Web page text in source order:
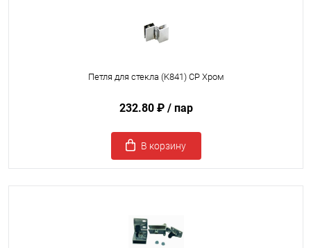
Петля для стекла (K841) CP Хром
232.80 ₽ / пар
В корзину